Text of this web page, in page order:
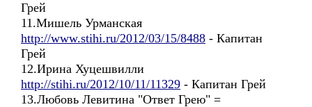
Грей
11.Мишель Урманская
http://www.stihi.ru/2012/03/15/8488 - Капитан
Грей
12.Ирина Хуцешвилли
http://stihi.ru/2012/10/11/11329 - Капитан Грей
13.Любовь Левитина "Ответ Грею" =